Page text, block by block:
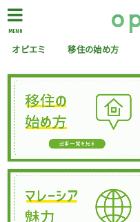
MENU
オピエミ 移住の始め方